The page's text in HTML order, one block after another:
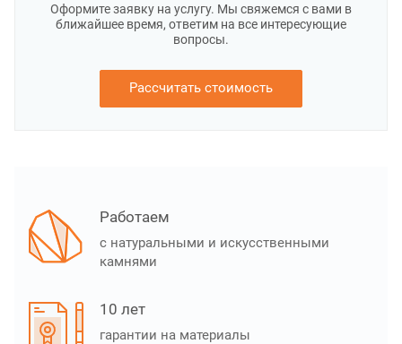
Оформите заявку на услугу. Мы свяжемся с вами в
ближайшее время, ответим на все интересующие
вопросы.
Рассчитать стоимость
Работаем
с натуральными и искусственными
камнями
10 лет
гарантии на материалы